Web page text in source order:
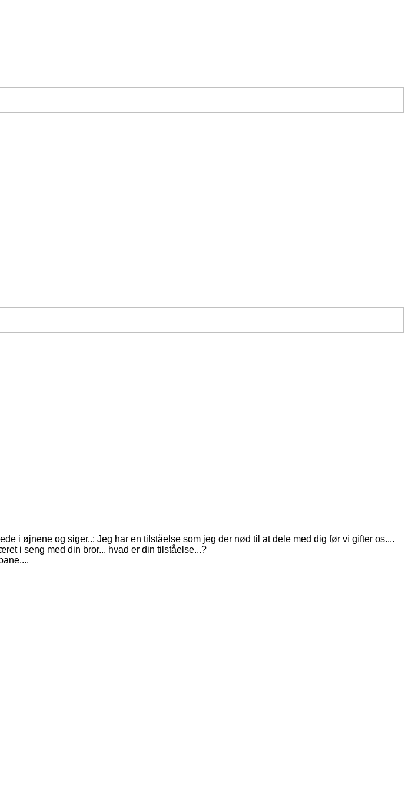
i øjnene og siger..; Jeg har en tilståelse som jeg der nød til at dele med dig før vi gifter os....
i seng med din bror... hvad er din tilståelse...?